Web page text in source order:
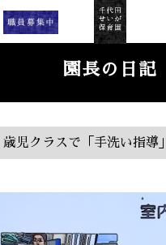
園長の日記
児クラスで「手洗い指導」